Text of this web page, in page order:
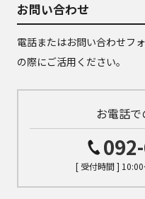
お問い合わせ
電話またはお問い合わせフ
の際にご活用ください。
お電話
[ 受付時間 ] 10:00